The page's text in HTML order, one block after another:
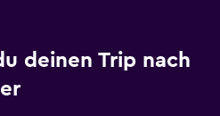
deinen Trip nach